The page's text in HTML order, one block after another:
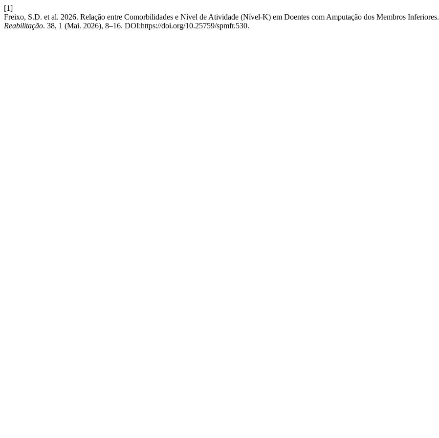
[1]
Freixo, S.D. et al. 2026. Relação entre Comorbilidades e Nível de Atividade (Nível-K) em Doentes com Amputação dos Membros Inferiores.
Reabilitação. 38, 1 (Mai. 2026), 8–16. DOI:https://doi.org/10.25759/spmfr.530.